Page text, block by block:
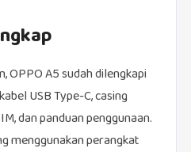
OPPO A5 sudah dilengkapi
USB Type-C, casing
dan panduan penggunaan.
menggunakan perangkat